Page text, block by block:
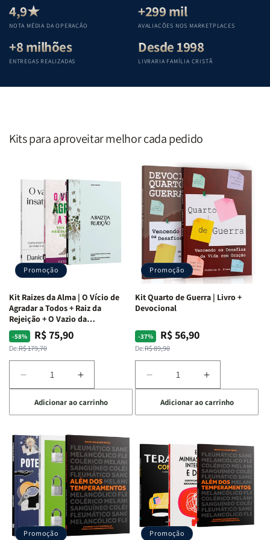
Teológica
Penkal
Penkal
Teológica
Penkal
4,9★
NOTA MÉDIA DA OPERAÇÃO
+299 mil
AVALIAÇÕES NOS MARKETPLACES
+8 milhões
ENTREGAS REALIZADAS
Desde 1998
LIVRARIA FAMÍLIA CRISTÃ
Kits para aproveitar melhor cada pedido
Promoção
Kit Raizes da Alma | O Vício de
Agradar a Todos + Raiz da
Rejeição + O Vazio da
Insatisfação.
-58%
Preço
normal
De:R$ 179,70
Preço
promocional
R$ 75,90
Diminuir
a
quantidade
de
Raizes
da
Alma
|
O
Vício
Agradar
Aumentar
a
quantidade
de
Raizes
da
Alma
|
O
Vício
de
Agradar
Adicionar ao carrinho
Promoção
Kit Quarto de Guerra | Livro +
Devocional
-37%
Preço
normal
De:R$ 89,90
Preço
promocional
R$ 56,90
Diminuir
a
quantidade
de
Quarto
de
Guerra
Livro
+
Devocional
Aumentar
a
quantidade
de
Quarto
de
Guerra
|
Livro
+
Devocional
Adicionar ao carrinho
Promoção Promoção